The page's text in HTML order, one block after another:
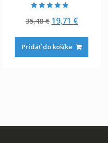
4.50
z 5
35,48€ Pôvodná
bola:
35,48 €.
19,71 €
je:
19,71 €.
Pridať do košíka